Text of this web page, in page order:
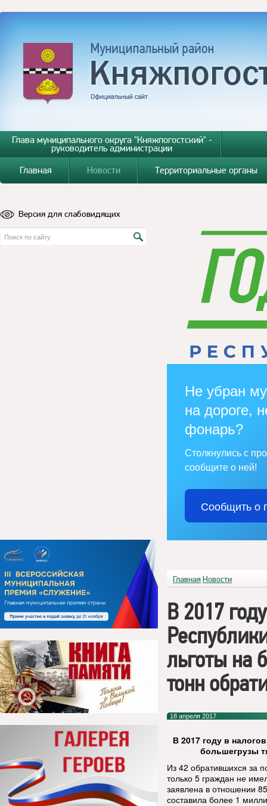
Глава муниципального округа "Княжпогостский" -
руководитель администрации
Главная
Новости Территориальные органы
Версия для слабовидящих
Не убран
на дороге,
фонарь?
Столкнулись с
сообщите о ней!
Сообщить о
Главная Новости
В 2017
льготы на
тонн
18 апреля 2017
В 2017 году в
большегрузы
Из 42 обратившихся за
только 5 граждан не
заявлена в отношении
составила более 1